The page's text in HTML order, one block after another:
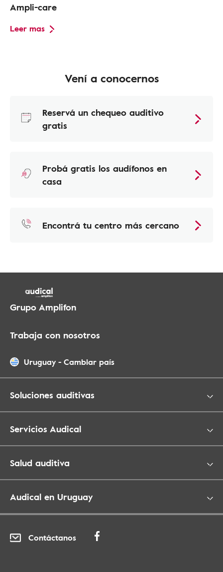
Ampli-care
Leer mas
Vení a conocernos
Reservá un chequeo auditivo
gratis
Probá gratis los audífonos en
casa
Encontrá tu centro más cercano
Grupo Amplifon
Trabaja con nosotros
Uruguay - Cambiar país
Soluciones auditivas
Servicios Audical
Salud auditiva
Audical en Uruguay
Contáctanos